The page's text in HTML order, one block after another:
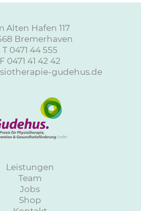
Alten Hafen 117
Bremerhaven
T 0471 44 555
F 0471 41 42 42
gudehus.de
Leistungen
Team
Jobs
Shop